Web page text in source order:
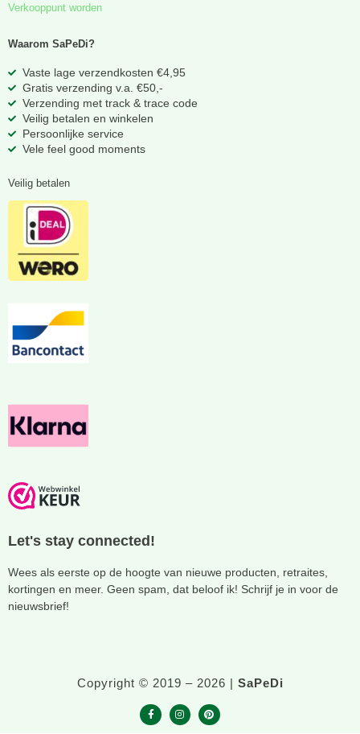
Verkooppunt worden
Waarom SaPeDi?
Vaste lage verzendkosten €4,95
Gratis verzending v.a. €50,-
Verzending met track & trace code
Veilig betalen en winkelen
Persoonlijke service
Vele feel good moments
Veilig betalen
Let's stay connected!
Wees als eerste op de hoogte van nieuwe producten, retraites,
kortingen en meer. Geen spam, dat beloof ik! Schrijf je in voor de
nieuwsbrief!
Copyright © 2019 – 2026 | SaPeDi
F
I
P